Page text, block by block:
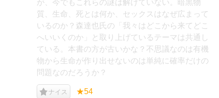
が、今でもこれらの謎は解けていない。暗黒物
質、生命、死とは何か、セックスはなぜ広まって
いるのか？森達也氏の「我々はどこから来てどこ
へいいくのか」と取り上げているテーマは共通し
ている。本書の方が古いかな？不思議なのは有機
物から生命が作り出せないのは単純に確率だけの
問題なのだろうか？
ナイス ★54